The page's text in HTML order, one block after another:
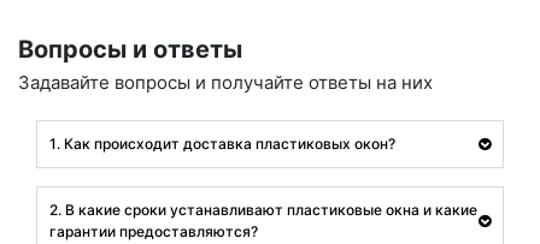
Вопросы и ответы
Задавайте вопросы и получайте ответы на них
1. Как происходит доставка пластиковых окон?
2. В какие сроки устанавливают пластиковые окна и какие
гарантии предоставляются?